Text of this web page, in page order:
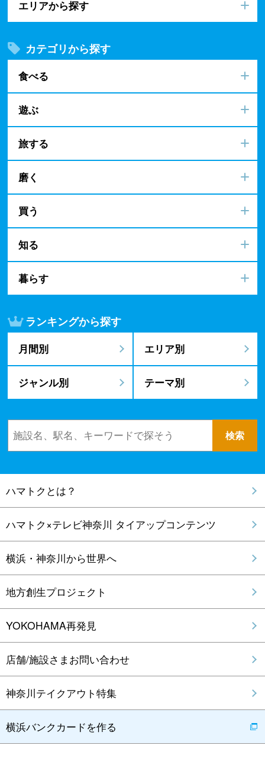
エリアから探す
カテゴリから探す
食べる
遊ぶ
旅する
磨く
買う
知る
暮らす
ランキングから探す
月間別 エリア別
ジャンル別 テーマ別
ハマトクとは？
ハマトク×テレビ神奈川 タイアップコンテンツ
横浜・神奈川から世界へ
地方創生プロジェクト
YOKOHAMA再発見
店舗/施設さまお問い合わせ
神奈川テイクアウト特集
横浜バンクカードを作る